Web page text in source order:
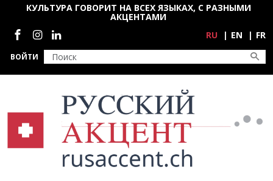
Перейти к основному содержанию
ВОЙТИ
КУЛЬТУРА ГОВОРИТ НА ВСЕХ ЯЗЫКАХ, С РАЗНЫМИ
АКЦЕНТАМИ
Социальные сети
RU EN FR